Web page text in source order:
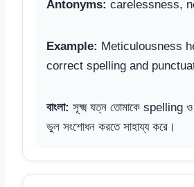
Antonyms: carelessness,
Example: Meticulousness
correct spelling and
বাংলা: সূক্ষ্ম যত্ন তোমাকে
ভুল সংশোধন করতে সাহায্য করে।